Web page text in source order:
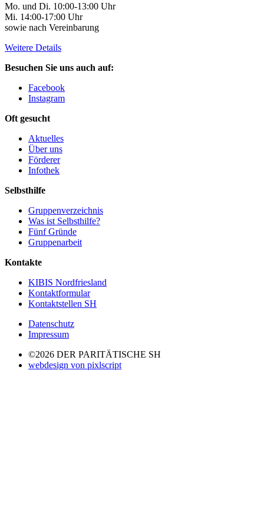
Mo. und Di. 10:00-13:00 Uhr
Mi. 14:00-17:00 Uhr
sowie nach Vereinbarung
Weitere Details
Besuchen Sie uns auch auf:
Facebook
Instagram
Oft gesucht
Aktuelles
Über uns
Förderer
Infothek
Selbsthilfe
Gruppenverzeichnis
Was ist Selbsthilfe?
Fünf Gründe
Gruppenarbeit
Kontakte
KIBIS Nordfriesland
Kontaktformular
Kontaktstellen SH
Datenschutz
Impressum
©2026 DER PARITÄTISCHE SH
webdesign von pixlscript